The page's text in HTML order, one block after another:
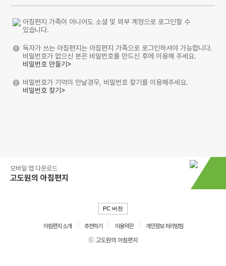
아침편지 가족이 아니어도 소셜 및 외부 계정으로 로그인할 수
있습니다.
독자가 쓰는 아침편지는 아침편지 가족으로 로그인하셔야 가능합니다.
비밀번호가 없으신 분은 비밀번호를 만드신 후에 이용해 주세요.
비밀번호 만들기>
비밀번호가 기억이 안날경우, 비밀번호 찾기를 이용해주세요.
비밀번호 찾기>
모바일 앱 다운로드
고도원의 아침편지
PC 버전
아침편지 소개 추천하기 이용약관
개인정보 처리방침
ⓒ 고도원의 아침편지